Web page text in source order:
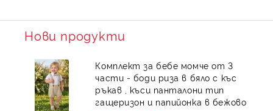
Нови продукти
Комплект за бебе момче от 3
части - боди риза в бяло с къс
ръкав , къси панталони тип
гащеризон и папийонка в бежово